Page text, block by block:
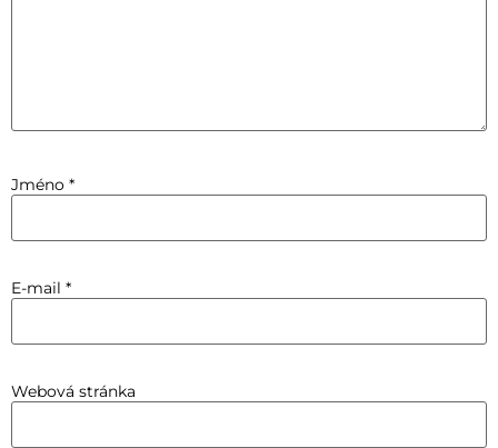
Jméno *
E-mail *
Webová stránka